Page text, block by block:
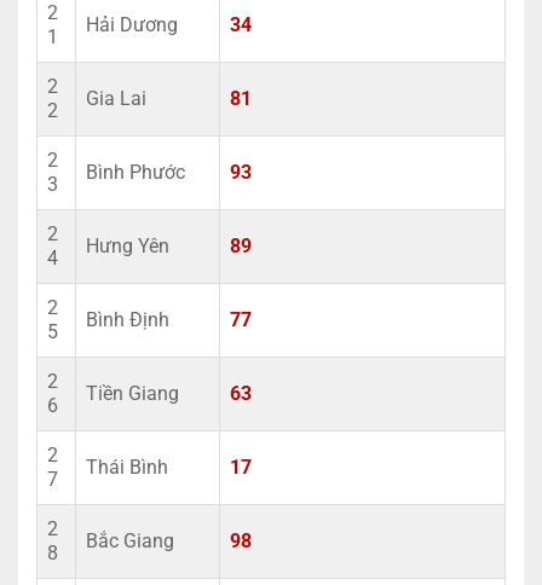
2
1
Hải Dương 34
2
2
Gia Lai 81
2
3
Bình Phước 93
2
4
Hưng Yên 89
2
5
Bình Định 77
2
6
Tiền Giang 63
2
7
Thái Bình 17
2
8
Bắc Giang 98